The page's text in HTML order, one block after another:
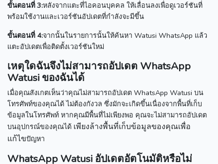
ขั้นตอนที่ 3:หลังจากแตะที่ไอคอนบุคคล ให้เลื่อนลงเพื่อดูเวอร์ชันที่
พร้อมใช้งานและเวอร์ชันอัปเดตที่กำลังจะมีขึ้น
ขั้นตอนที่ 4:จากนั้นในรายการนั้นให้ค้นหา Watusi WhatsApp แล้ว
แตะอัปเดตเพื่อติดตั้งเวอร์ชันใหม่
เหตุใดฉันจึงไม่สามารถอัปเดต WhatsApp
Watusi ของฉันได้
เมื่อคุณสังเกตเห็นว่าคุณไม่สามารถอัปเดต WhatsApp Watusi บน
โทรศัพท์ของคุณได้ ไม่ต้องกังวล ซึ่งมักจะเกิดขึ้นเนื่องจากพื้นที่เก็บ
ข้อมูลในโทรศัพท์ หากคุณมีพื้นที่ไม่เพียงพอ คุณจะไม่สามารถอัปเดต
บนอุปกรณ์ของคุณได้ เพียงล้างพื้นที่เก็บข้อมูลของคุณเพื่อ
แก้ไขปัญหา
WhatsApp Watusi อัปเดตอัตโนมัติหรือไม่